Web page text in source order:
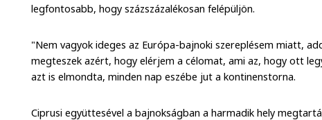
legfontosabb, hogy százszázalékosan felépüljön.
"Nem vagyok ideges az Európa-bajnoki szereplésem miatt,
megteszek azért, hogy elérjem a célomat, ami az, hogy ott
azt is elmondta, minden nap eszébe jut a kontinenstorna.
Ciprusi együttesével a bajnokságban a harmadik hely